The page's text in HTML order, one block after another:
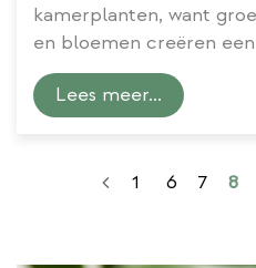
kamerplanten, want
en bloemen creëren
het verzorgen ervan
afleiding.
Lees meer...
1 6 7 8